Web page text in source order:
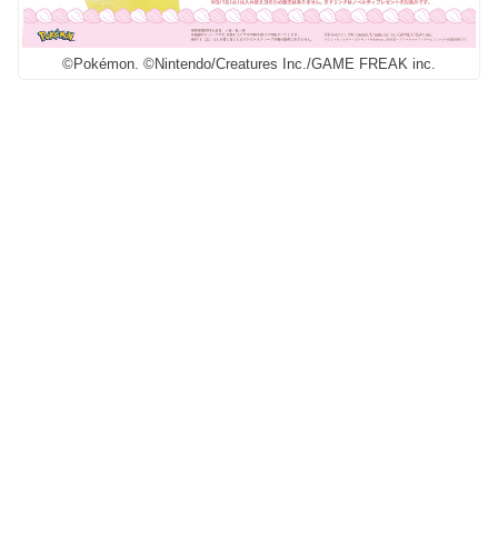
©Pokémon. ©Nintendo/Creatures Inc./GAME FREAK inc.